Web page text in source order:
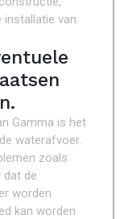
installatie van
Gamma is het
waterafvoer.
zoals
dat de
worden
kan worden